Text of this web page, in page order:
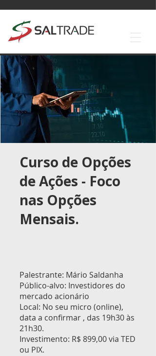
Curso de Opções
de Ações - Foco
nas Opções
Mensais.
Palestrante: Mário Saldanha
Público-alvo: Investidores do
mercado acionário
Local: No seu micro (online),
data a confirmar , das 19h30 às
21h30.
Investimento: R$ 899,00 via TED
ou PIX.